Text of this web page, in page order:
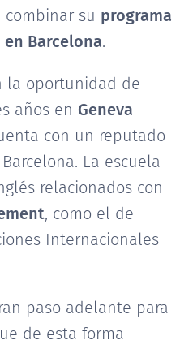
su programa
en Barcelona.
la oportunidad de
años en Geneva
con un reputado
La escuela
relacionados con
, como el de
Internacionales
paso adelante para
de esta forma